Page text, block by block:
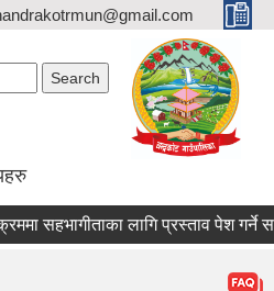
सहभागीताका लागि प्रस्ताव पेश गर्ने